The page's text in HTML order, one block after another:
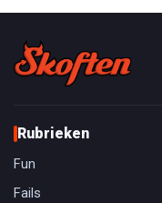
Rubrieken
Fun
Fails